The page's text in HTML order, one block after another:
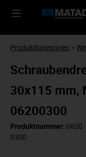
Produktkategorien
30x115 mm,
06200300
Produktnummer: 0620
0300